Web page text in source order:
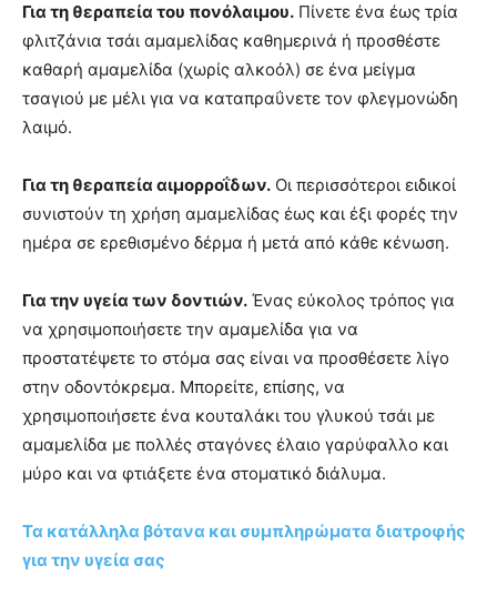
Για τη θεραπεία του πονόλαιμου. Πίνετε ένα έως τρία
φλιτζάνια τσάι αμαμελίδας καθημερινά ή προσθέστε
καθαρή αμαμελίδα (χωρίς αλκοόλ) σε ένα μείγμα
τσαγιού με μέλι για να καταπραΰνετε τον φλεγμονώδη
λαιμό.
Για τη θεραπεία αιμορροΐδων. Οι περισσότεροι ειδικοί
συνιστούν τη χρήση αμαμελίδας έως και έξι φορές την
ημέρα σε ερεθισμένο δέρμα ή μετά από κάθε κένωση.
Για την υγεία των δοντιών. Ένας εύκολος τρόπος για
να χρησιμοποιήσετε την αμαμελίδα για να
προστατέψετε το στόμα σας είναι να προσθέσετε λίγο
στην οδοντόκρεμα. Μπορείτε, επίσης, να
χρησιμοποιήσετε ένα κουταλάκι του γλυκού τσάι με
αμαμελίδα με πολλές σταγόνες έλαιο γαρύφαλλο και
μύρο και να φτιάξετε ένα στοματικό διάλυμα.
Τα κατάλληλα βότανα και συμπληρώματα διατροφής
για την υγεία σας